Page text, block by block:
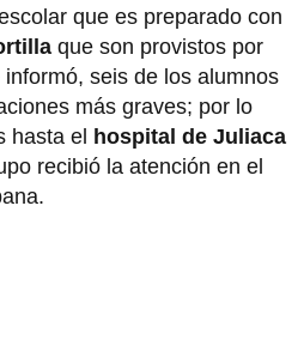
que es preparado con
que son provistos por
informó, seis de los alumnos
más graves; por lo
hasta el hospital de Juliaca
recibió la atención en el